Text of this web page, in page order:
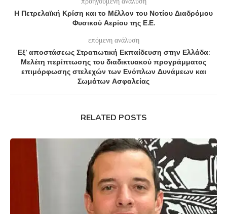
Η Πετρελαϊκή Κρίση και το Μέλλον του Νοτίου Διαδρόμου
Φυσικού Αερίου της Ε.Ε.
επόμενη ανάλυση
Εξ’ αποστάσεως Στρατιωτική Εκπαίδευση στην Ελλάδα:
Μελέτη περίπτωσης του διαδικτυακού προγράμματος
επιμόρφωσης στελεχών των Ενόπλων Δυνάμεων και
Σωμάτων Ασφαλείας
RELATED POSTS